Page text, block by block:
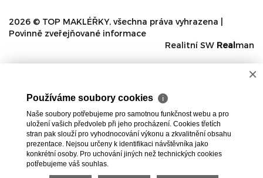
2026 © TOP MAKLÉŘKY, všechna práva vyhrazena |
Povinně zveřejňované informace
Realitní SW Realman
×
Používáme soubory cookies ℹ
Naše soubory potřebujeme pro samotnou funkčnost webu a pro
uložení vašich předvoleb při jeho procházení. Cookies třetích
stran pak slouží pro vyhodnocování výkonu a zkvalitnění obsahu
prezentace. Nejsou určeny k identifikaci návštěvníka jako
konkrétní osoby. Pro uchování jiných než technických cookies
potřebujeme váš souhlas.